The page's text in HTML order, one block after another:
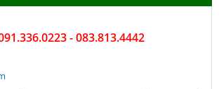
- 083.813.4442